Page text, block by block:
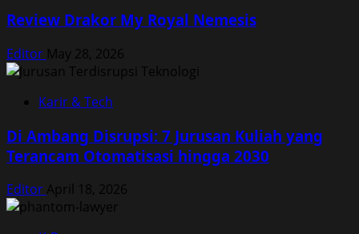
Review Drakor My Royal Nemesis
Editor May 28, 2026
Karir & Tech
Di Ambang Disrupsi: 7 Jurusan Kuliah yang
Terancam Otomatisasi hingga 2030
Editor April 18, 2026